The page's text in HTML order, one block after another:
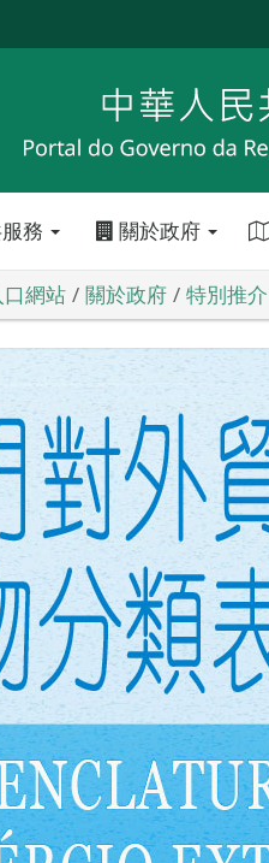
務 關於政府
網站 關於政府 特別推介